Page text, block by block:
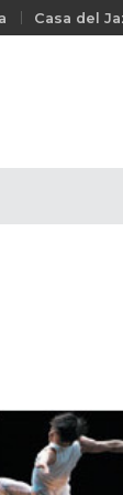
Casa del